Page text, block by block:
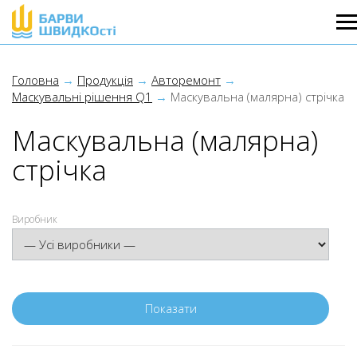
Головна Продукція
Авторемонт
Маскувальні рішення Q1
Маскувальна (малярна) стрічка
Маскувальна (малярна)
стрічка
Виробник
Показати